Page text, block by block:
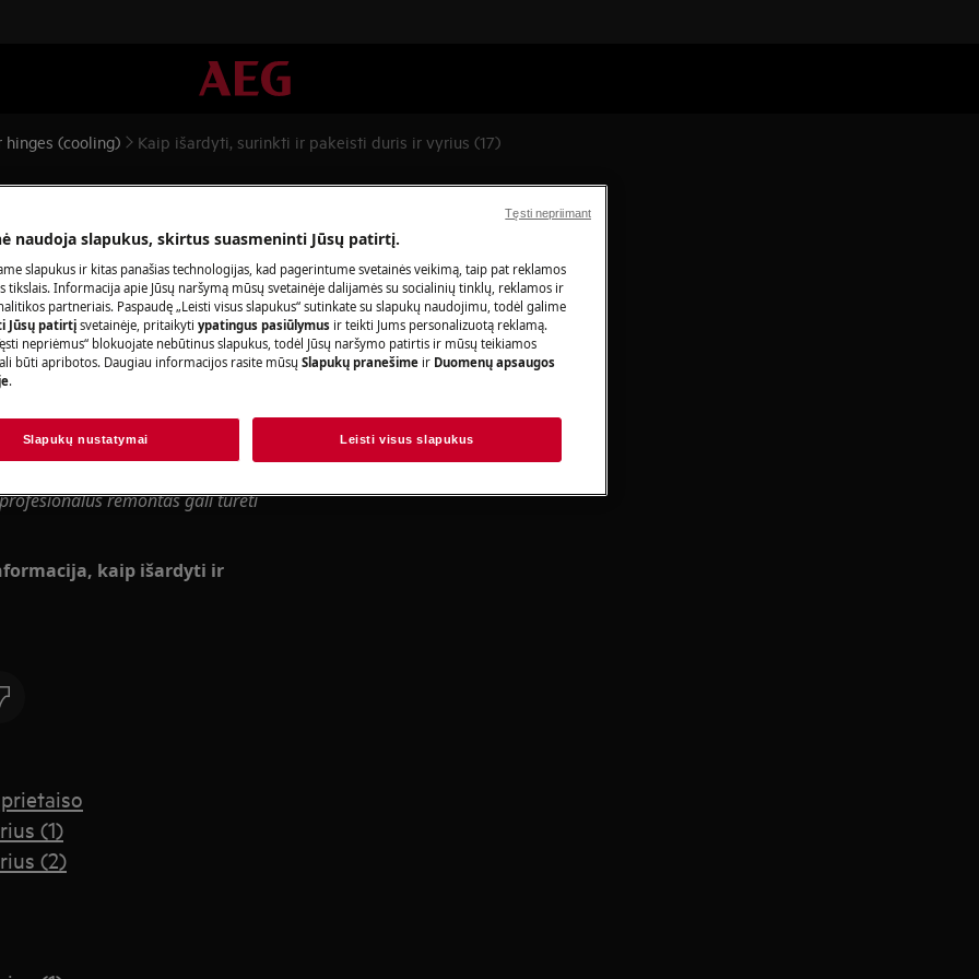
hinges (cooling) Kaip išardyti, surinkti ir pakeisti duris ir vyrius (17)
duris ir vyrius (17)
ir atjunkite maitinimo kištuką iš lizdo.
prietaisus reikia perkelti
remontas gali turėti
kaip išardyti ir
(1)
(2)
naudoja slapukus, skirtus suasmeninti Jūsų patirtį.
slapukus ir kitas panašias technologijas, kad pagerintume svetainės veikimą, taip pat reklamos
tikslais. Informacija apie Jūsų naršymą mūsų svetainėje dalijamės su socialinių tinklų, reklamos ir
partneriais. Paspaudę „Leisti visus slapukus“ sutinkate su slapukų naudojimu, todėl galime
Jūsų patirtįsvetainėje, pritaikyti ypatingus pasiūlymus ir teikti Jums personalizuotą reklamą.
nepriėmus“ blokuojate nebūtinus slapukus, todėl Jūsų naršymo patirtis ir mūsų teikiamos
būti apribotos. Daugiau informacijos rasite mūsų Slapukų pranešime ir Duomenų apsaugos
.
Slapukų nustatymai Leisti visus slapukus
Tęsti nepriimant